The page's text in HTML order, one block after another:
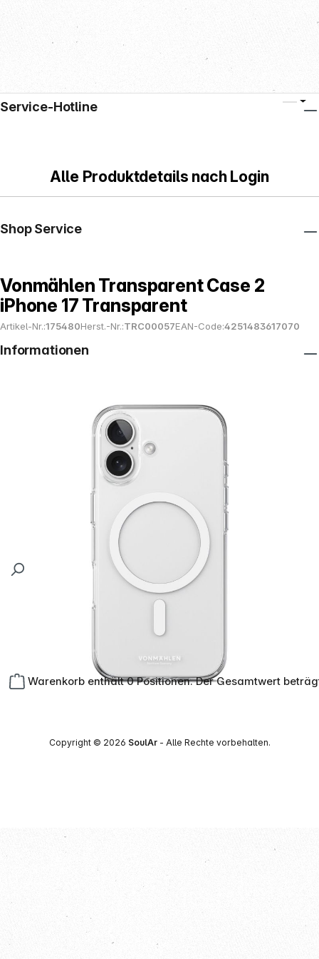
Warenkorb enthält 0 Positionen. Der Gesamtwert
Alle Produktdetails nach Login
Vonmählen Transparent Case 2
iPhone 17 Transparent
Artikel-Nr.:175480Herst.-Nr.:TRC00057EAN-Code:4251483617070
Service-Hotline
Shop Service
Informationen
Copyright © 2026 SoulAr- Alle Rechte vorbehalten.